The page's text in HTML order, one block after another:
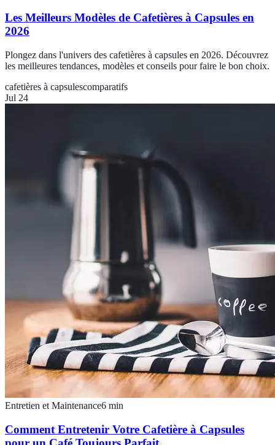
Les Meilleurs Modèles de Cafetières à Capsules en
2026
Plongez dans l'univers des cafetières à capsules en 2026. Découvrez
les meilleures tendances, modèles et conseils pour faire le bon choix.
cafetières à capsulescomparatifs
Jul 24
Entretien et Maintenance6 min
Comment Entretenir Votre Cafetière à Capsules